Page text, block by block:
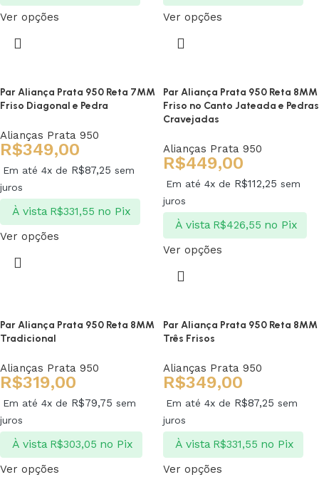
Ver opções Ver opções
Par Aliança Prata 950 Reta 7MM
Friso Diagonal e Pedra
Alianças Prata 950
R$349,00
Em até 4x de R$87,25 sem
juros
À vista R$331,55 no Pix
Ver opções
Par Aliança Prata 950 Reta 8MM
Friso no Canto Jateada e Pedras
Cravejadas
Alianças Prata 950
R$449,00
Em até 4x de R$112,25 sem
juros
À vista R$426,55 no Pix
Ver opções
Par Aliança Prata 950 Reta 8MM
Tradicional
Alianças Prata 950
R$319,00
Em até 4x de R$79,75 sem
juros
À vista R$303,05 no Pix
Ver opções
Par Aliança Prata 950 Reta 8MM
Três Frisos
Alianças Prata 950
R$349,00
Em até 4x de R$87,25 sem
juros
À vista R$331,55 no Pix
Ver opções